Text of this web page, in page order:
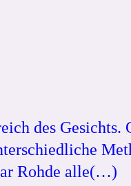
des
Rohde alle(…)